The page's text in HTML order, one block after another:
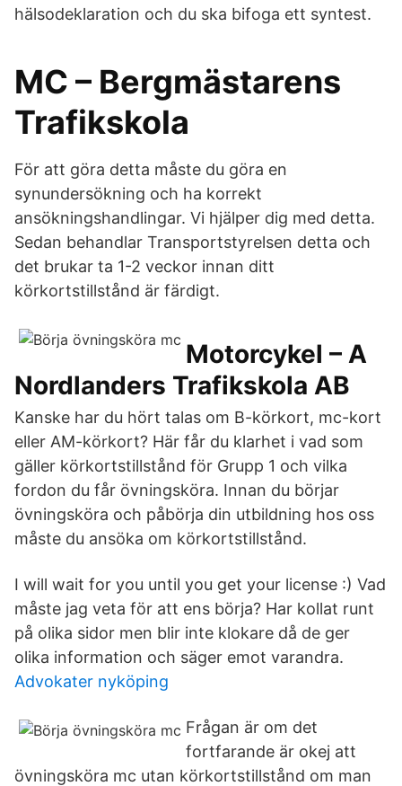
hälsodeklaration och du ska bifoga ett syntest.
MC – Bergmästarens
Trafikskola
För att göra detta måste du göra en
synundersökning och ha korrekt
ansökningshandlingar. Vi hjälper dig med detta.
Sedan behandlar Transportstyrelsen detta och
det brukar ta 1-2 veckor innan ditt
körkortstillstånd är färdigt.
Motorcykel – A
Nordlanders Trafikskola AB
Kanske har du hört talas om B-körkort, mc-kort
eller AM-körkort? Här får du klarhet i vad som
gäller körkortstillstånd för Grupp 1 och vilka
fordon du får övningsköra. Innan du börjar
övningsköra och påbörja din utbildning hos oss
måste du ansöka om körkortstillstånd.
I will wait for you until you get your license :) Vad
måste jag veta för att ens börja? Har kollat runt
på olika sidor men blir inte klokare då de ger
olika information och säger emot varandra.
Advokater nyköping
Frågan är om det
fortfarande är okej att
övningsköra mc utan körkortstillstånd om man